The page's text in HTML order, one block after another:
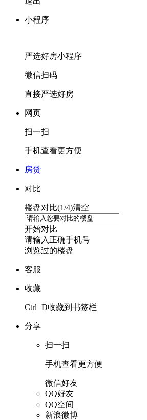
小程序
严选好房小程序
微信扫码
直接严选好房
网页
扫一扫
手机查看更方便
房贷
对比
楼盘对比(1/4)清空
开始对比
请输入正确手机号
浏览过的楼盘
客服
收藏
Ctrl+D收藏到书签栏
分享
扫一扫
手机查看更方便
微信好友
QQ好友
QQ空间
新浪微博